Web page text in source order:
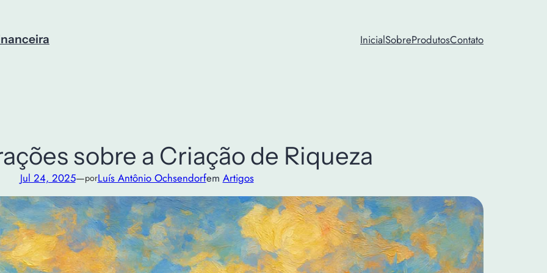
InicialSobreProdutosContato
sobre a Criação de Riqueza
Jul 24, 2025—porLuís Antônio Ochsendorfem Artigos